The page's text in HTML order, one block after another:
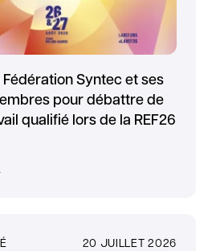
Syntec et ses
pour débattre de
qualifié lors de la REF26
20 JUILLET 2026